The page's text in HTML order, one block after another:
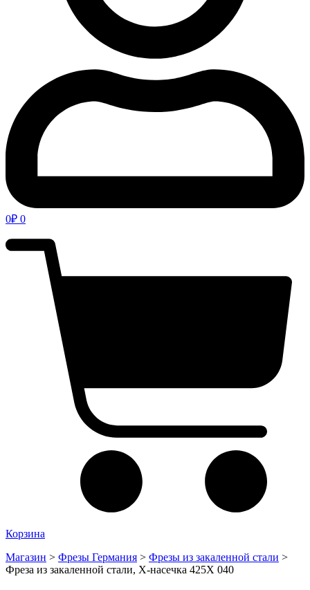
0₽ 0
Корзина
Магазин > Фрезы Германия > Фрезы из закаленной стали >
Фреза из закаленной стали, Х-насечка 425X 040